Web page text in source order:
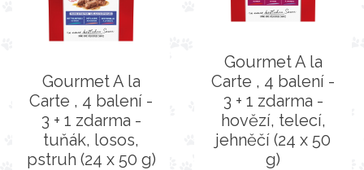
Gourmet A la
Carte , 4 balení -
3 + 1 zdarma -
tuňák, losos,
pstruh (24 x 50 g)
Gourmet A la
Carte , 4 balení -
3 + 1 zdarma -
hovězí, telecí,
jehněčí (24 x 50
g)